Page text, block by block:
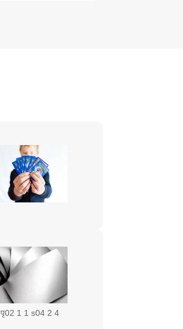
पृ02 1 1 s04 2 4